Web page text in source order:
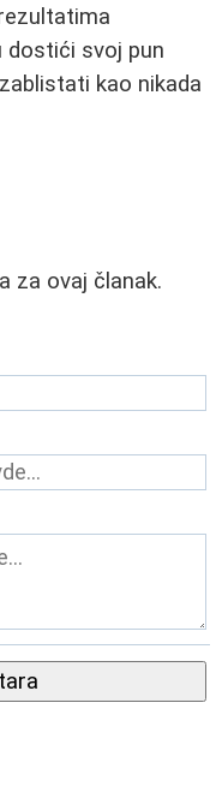
dostići svoj pun
kao nikada
za ovaj članak.